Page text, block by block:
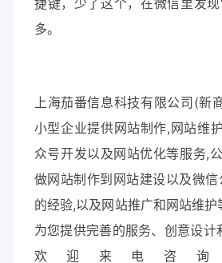
捷键，少了这个，在微信里发现
多。
上海茄番信息科技有限公司(新
小型企业提供网站制作,网站维
众号开发以及网站优化等服务,
做网站制作到网站建设以及微
的经验,以及网站推广和网站维
为您提供完善的服务、创意设计
欢迎来电咨询